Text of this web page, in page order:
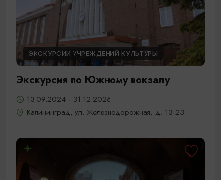
ЭКСКУРСИИ УЧРЕЖДЕНИЙ КУЛЬТУРЫ
Экскурсия по Южному вокзалу
13.09.2024 - 31.12.2026
Калининград, ул. Железнодорожная, д. 13-23